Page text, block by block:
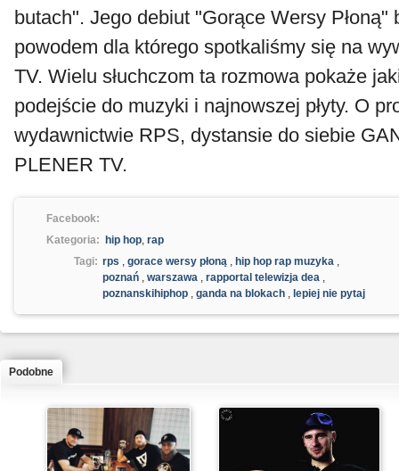
butach". Jego debiut "Gorące Wersy Płoną"
powodem dla którego spotkaliśmy się na
TV. Wielu słuchczom ta rozmowa pokaże
podejście do muzyki i najnowszej płyty. O
wydawnictwie RPS, dystansie do siebie
PLENER TV.
Facebook:
Kategoria:
hip hop, rap
Tagi: rps , gorace wersy płoną , hip hop rap muzyka ,
poznań , warszawa , rapportal telewizja dea ,
poznanskihiphop , ganda na blokach , lepiej nie pytaj
Podobne